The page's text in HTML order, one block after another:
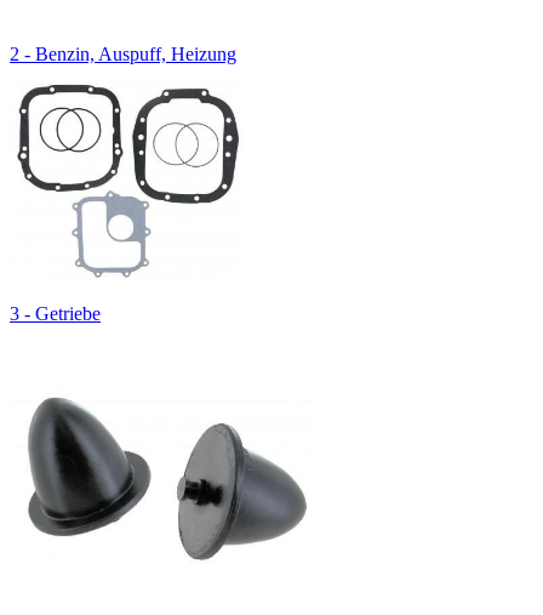
2 - Benzin, Auspuff, Heizung
3 - Getriebe